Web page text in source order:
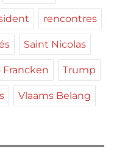
rencontres
Saint Nicolas
Francken Trump
Vlaams Belang